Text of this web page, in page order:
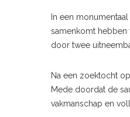
In een
samenkomt hebben
door twee
Na een zoektocht
Mede doordat de
vakmanschap en